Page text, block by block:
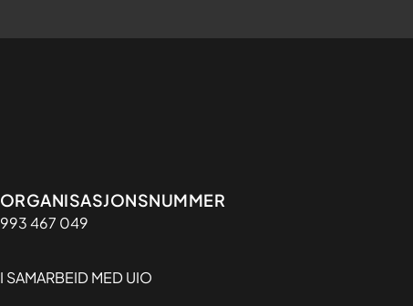
Organisasjon
ORGANISASJONSNUMMER
993 467 049
I SAMARBEID MED UIO